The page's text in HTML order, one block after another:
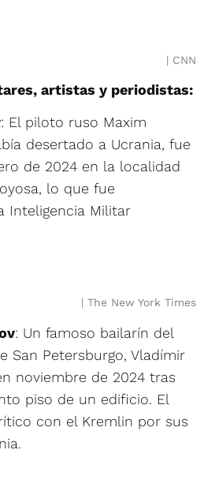
CNN
artistas y periodistas:
: El piloto ruso Maxim
desertado a Ucrania, fue
de 2024 en la localidad
lo que fue
Inteligencia Militar
The New York Times
: Un famoso bailarín del
San Petersburgo, Vladímir
noviembre de 2024 tras
piso de un edificio. El
con el Kremlin por sus